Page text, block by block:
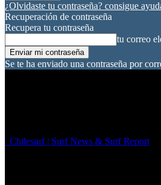
¿Olvidaste tu contraseña? consigue
Recuperación de contraseña
Recupera tu contraseña
tu correo
Se te ha enviado una contraseña por
Chilesurf | Surf News & Surf Report